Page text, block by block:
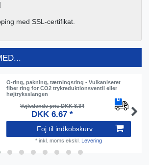
med SSL-certifikat.
O-ring, pakning, tætningsring - Vulkaniseret
fiber ring for CO2 trykreduktionsventil eller
højtryksslangen
Vejledende pris DKK 8.34
DKK 6.67 *
Foj til indkobskurv
* inkl. moms ekskl. Levering